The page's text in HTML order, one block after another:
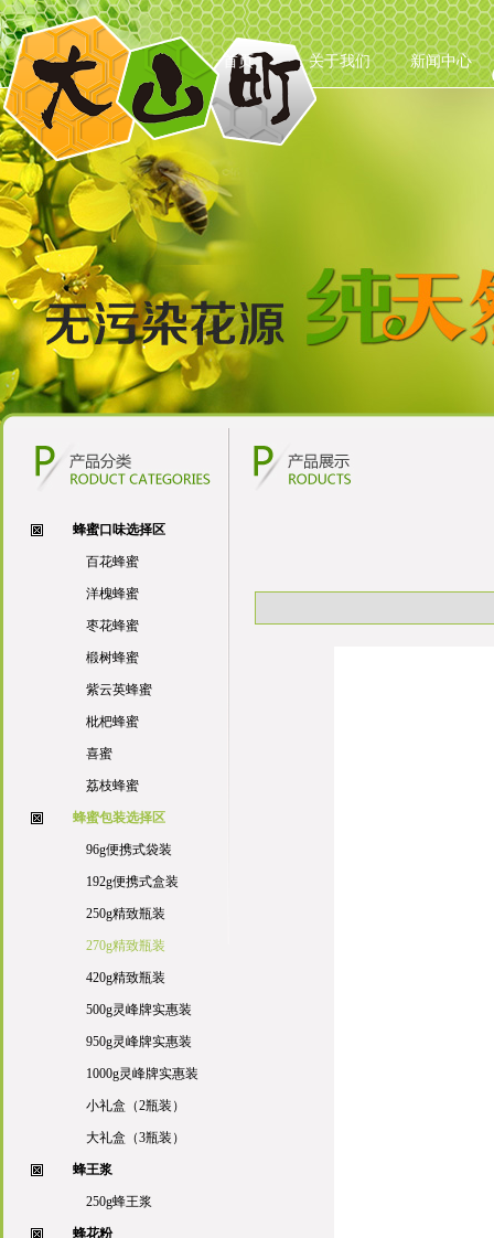
大山町食品旗舰店 大山
首页 关于我们 新闻中心
蜂蜜口味选择区
百花蜂蜜
洋槐蜂蜜
枣花蜂蜜
椴树蜂蜜
紫云英蜂蜜
枇杷蜂蜜
喜蜜
荔枝蜂蜜
蜂蜜包装选择区
96g便携式袋装
192g便携式盒装
250g精致瓶装
270g精致瓶装
420g精致瓶装
500g灵峰牌实惠装
950g灵峰牌实惠装
1000g灵峰牌实惠装
小礼盒（2瓶装）
大礼盒（3瓶装）
蜂王浆
250g蜂王浆
蜂花粉